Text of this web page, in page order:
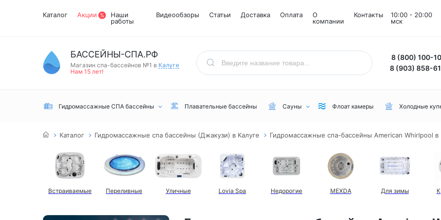
Каталог Акции
Наши
работы
Видеообзоры Статьи Доставка Оплата
О
компании
Контакты
10:00 - 20:00
мск
БАССЕЙНЫ-СПА.РФ
Магазин спа-бассейнов №1 в Калуге
Нам 15 лет!
8 (800) 100-
8 (903) 858-
Гидромассажные СПА бассейны
Встраиваемые Переливные
Уличные
Для дачи
Для бани или сауны
NordicSpa
Joy Spa
Jacuzzi
Плавательные бассейны Сауны
Инфракрасные
Турецкий хамам
Снежные комнаты
Соляные комнаты
Флоат камеры Холодные
Каталог Гидромассажные спа бассейны (Джакузи) в Калуге Гидромассажные спа-бассейны American Whirlpool в
Встраиваемые Переливные Уличные Lovia Spa Недорогие MEXDA Для зимы